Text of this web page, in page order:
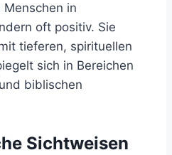
Menschen in
oft positiv. Sie
tieferen, spirituellen
sich in Bereichen
biblischen
Sichtweisen